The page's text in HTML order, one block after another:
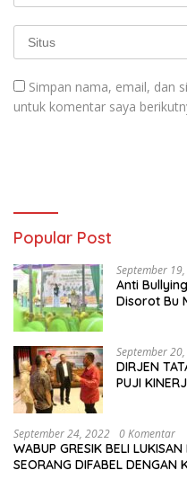
Simpan nama, email, dan
untuk komentar saya
Popular Post
September
Anti
Disorot Bu
September
DIRJEN
PUJI
September 24, 2022 0 Komentar
WABUP GRESIK BELI
SEORANG DIFABEL DENGAN